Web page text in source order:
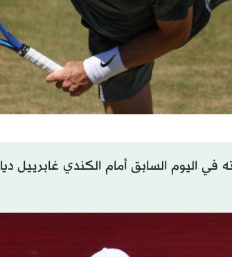
اليوم السابق أمام الكندي غابرييل